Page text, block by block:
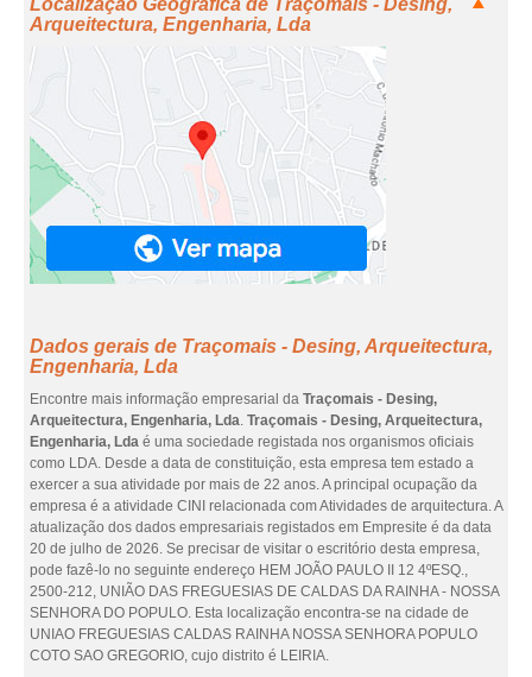
Localização Geográfica de Traçomais - Desing,
Arqueitectura, Engenharia, Lda
Dados gerais de Traçomais - Desing, Arqueitectura,
Engenharia, Lda
Encontre mais informação empresarial da Traçomais - Desing,
Arqueitectura, Engenharia, Lda. Traçomais - Desing, Arqueitectura,
Engenharia, Lda é uma sociedade registada nos organismos oficiais
como LDA. Desde a data de constituição, esta empresa tem estado a
exercer a sua atividade por mais de 22 anos. A principal ocupação da
empresa é a atividade CINI relacionada com Atividades de arquitectura. A
atualização dos dados empresariais registados em Empresite é da data
20 de julho de 2026. Se precisar de visitar o escritório desta empresa,
pode fazê-lo no seguinte endereço HEM JOÃO PAULO II 12 4ºESQ.,
2500-212, UNIÃO DAS FREGUESIAS DE CALDAS DA RAINHA - NOSSA
SENHORA DO POPULO. Esta localização encontra-se na cidade de
UNIAO FREGUESIAS CALDAS RAINHA NOSSA SENHORA POPULO
COTO SAO GREGORIO, cujo distrito é LEIRIA.